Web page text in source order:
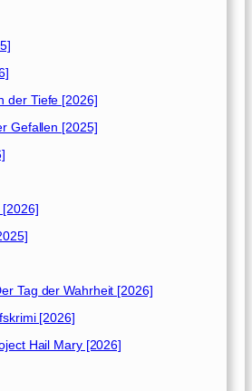
der Tiefe [2026]
Gefallen [2025]
[2026]
Tag der Wahrheit [2026]
[2026]
Hail Mary [2026]